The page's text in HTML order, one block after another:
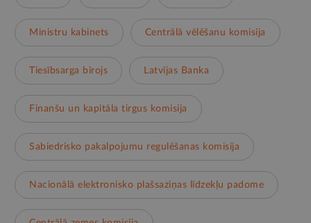
Ministru kabinets Centrālā vēlēšanu komisija
Tiesībsarga birojs Latvijas Banka
Finanšu un kapitāla tirgus komisija
Sabiedrisko pakalpojumu regulēšanas komisija
Nacionālā elektronisko plašsaziņas līdzekļu padome